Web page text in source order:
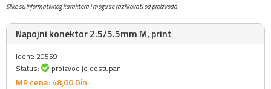
Slike su informativnog karaktera i mogu se razlikovati od proizvoda
Napojni konektor 2.5/5.5mm M, print
Ident: 20559
Status:
proizvod je dostupan
MP cena: 48,00Din